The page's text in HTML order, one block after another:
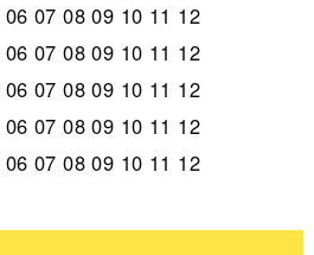
06 07 08 09 10 11 12
06 07 08 09 10 11 12
06 07 08 09 10 11 12
06 07 08 09 10 11 12
06 07 08 09 10 11 12